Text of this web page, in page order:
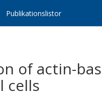
Publikationslistor
of actin-
cells